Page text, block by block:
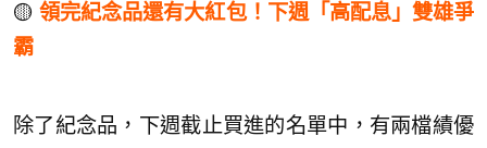
🟡 領完紀念品還有大紅包！下週「高配息」雙雄爭
霸
除了紀念品，下週截止買進的名單中，有兩檔績優